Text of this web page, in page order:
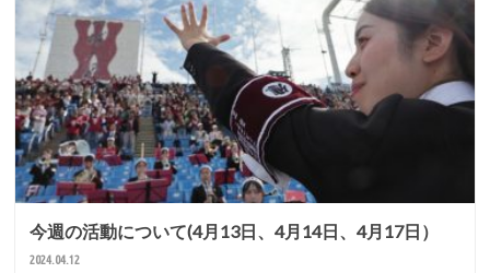
今週の活動について(4月13日、4月14日、4月17日）
2024.04.12